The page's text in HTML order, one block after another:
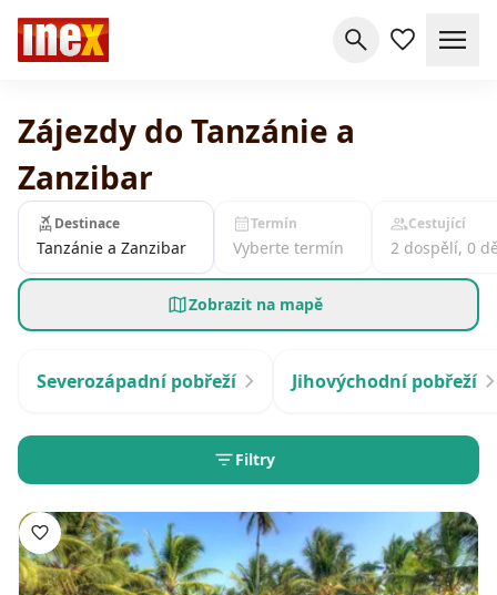
Zájezdy do Tanzánie a
Zanzibar
Destinace
Tanzánie a Zanzibar
Termín
Vyberte termín
Cestující
2 dospělí, 0
Zobrazit na mapě
Severozápadní pobřeží Jihovýchodní pobřeží
Filtry